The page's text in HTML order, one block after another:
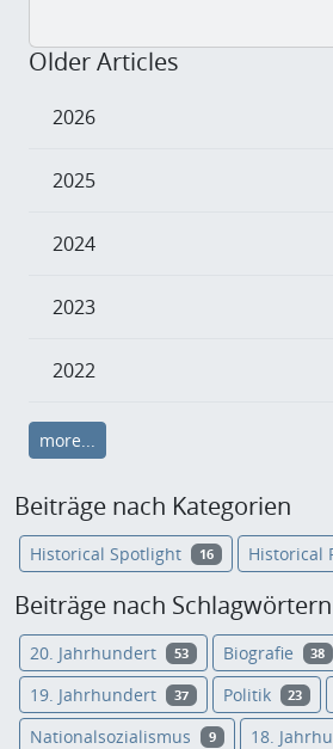
Older Articles
2026
2025
2024
2023
2022
more...
Beiträge nach Kategorien
Historical Spotlight 16 Historical
Beiträge nach Schlagwörtern
20. Jahrhundert 53 Biografie 38
19. Jahrhundert 37 Politik 23
Nationalsozialismus 9 18.